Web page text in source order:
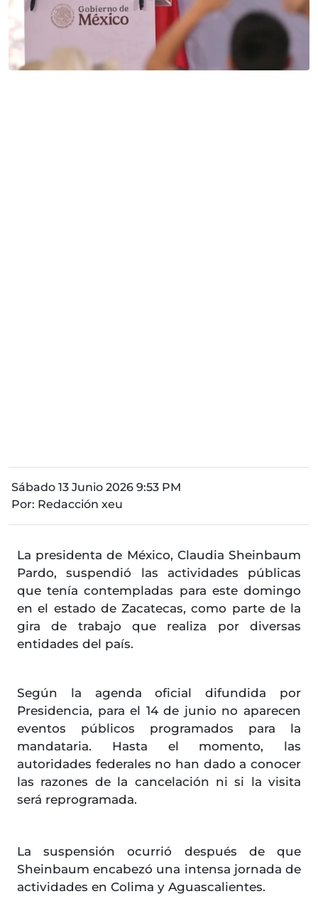
Sábado 13 Junio 2026 9:53 PM
Por: Redacción xeu
La presidenta de México, Claudia Sheinbaum
Pardo, suspendió las actividades públicas
que tenía contempladas para este domingo
en el estado de Zacatecas, como parte de la
gira de trabajo que realiza por diversas
entidades del país.
Según la agenda oficial difundida por
Presidencia, para el 14 de junio no aparecen
eventos públicos programados para la
mandataria. Hasta el momento, las
autoridades federales no han dado a conocer
las razones de la cancelación ni si la visita
será reprogramada.
La suspensión ocurrió después de que
Sheinbaum encabezó una intensa jornada de
actividades en Colima y Aguascalientes.